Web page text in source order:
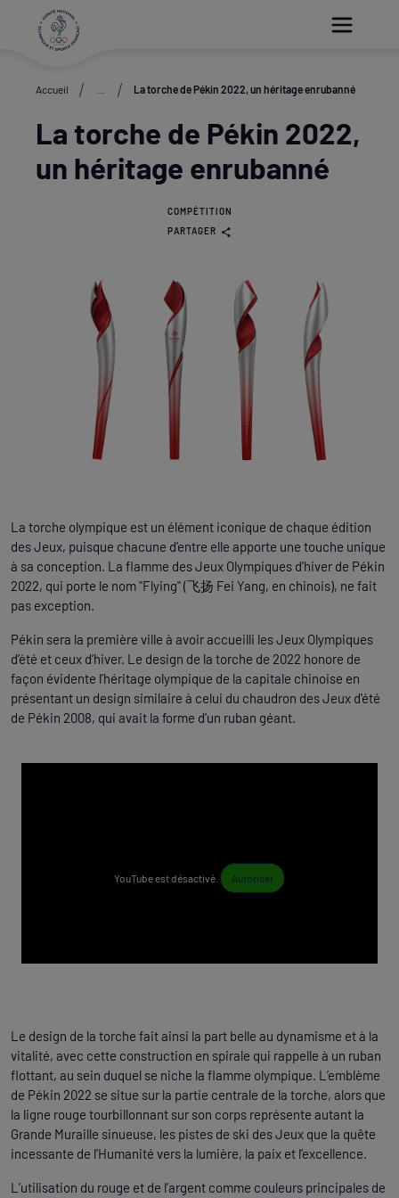
Accueil La torche de Pékin 2022, un héritage enrubanné
La torche de Pékin 2022,
un héritage enrubanné
COMPÉTITION
PARTAGER
La torche olympique est un élément iconique de chaque édition
des Jeux, puisque chacune d’entre elle apporte une touche unique
à sa conception. La flamme des Jeux Olympiques d'hiver de Pékin
2022, qui porte le nom "Flying" (飞扬 Fei Yang, en chinois), ne fait
pas exception.
Pékin sera la première ville à avoir accueilli les Jeux Olympiques
d’été et ceux d’hiver. Le design de la torche de 2022 honore de
façon évidente l’héritage olympique de la capitale chinoise en
présentant un design similaire à celui du chaudron des Jeux d'été
de Pékin 2008, qui avait la forme d’un ruban géant.
YouTube est désactivé. Autoriser
Le design de la torche fait ainsi la part belle au dynamisme et à la
vitalité, avec cette construction en spirale qui rappelle à un ruban
flottant, au sein duquel se niche la flamme olympique. L’emblème
de Pékin 2022 se situe sur la partie centrale de la torche, alors que
la ligne rouge tourbillonnant sur son corps représente autant la
Grande Muraille sinueuse, les pistes de ski des Jeux que la quête
incessante de l’Humanité vers la lumière, la paix et l’excellence.
L’utilisation du rouge et de l’argent comme couleurs principales de
Paramétrer les cookies